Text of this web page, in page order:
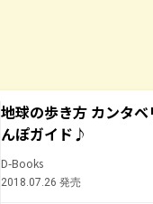
地球の歩き方 カンタ
んぽガイド♪
D-Books
2018.07.26 発売